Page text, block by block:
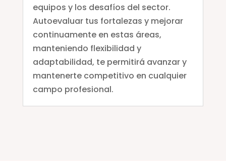
equipos y los desafíos del sector.
Autoevaluar tus fortalezas y mejorar
continuamente en estas áreas,
manteniendo flexibilidad y
adaptabilidad, te permitirá avanzar y
mantenerte competitivo en cualquier
campo profesional.